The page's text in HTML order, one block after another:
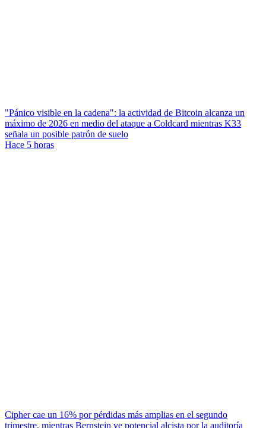
"Pánico visible en la cadena": la actividad de Bitcoin alcanza un
máximo de 2026 en medio del ataque a Coldcard mientras K33
señala un posible patrón de suelo
Hace 5 horas
Cipher cae un 16% por pérdidas más amplias en el segundo
trimestre, mientras Bernstein ve potencial alcista por la auditoría